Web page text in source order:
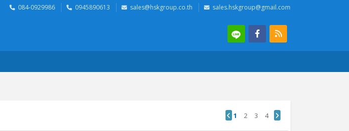
084-0929986 0945890613 sales@hskgroup.co.th sales.hskgroup@gmail.com
1 2 3 4